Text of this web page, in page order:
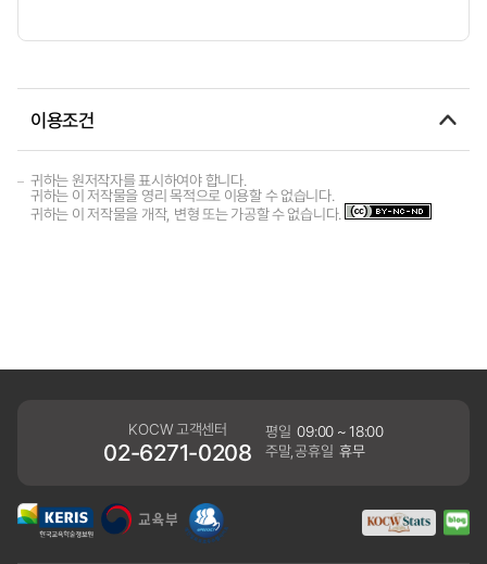
이용조건
귀하는 원저작자를 표시하여야 합니다.
귀하는 이 저작물을 영리 목적으로 이용할 수 없습니다.
귀하는 이 저작물을 개작, 변형 또는 가공할 수 없습니다.
KOCW 고객센터
02-6271-0208
평일 09:00 ~ 18:00
주말,공휴일 휴무